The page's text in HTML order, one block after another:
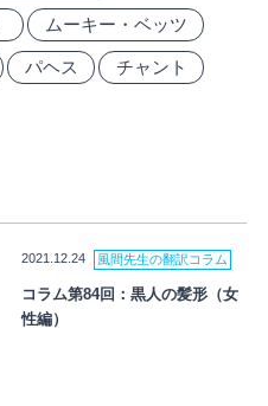
ムーキー・ベッツ
パヘス チャント
2021.12.24 風間先生の翻訳コラム
コラム第84回：黒人の髪形（女
性編）